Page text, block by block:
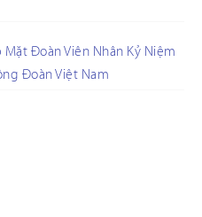
Mặt Đoàn Viên Nhân Kỷ Niệm
Đoàn Việt Nam